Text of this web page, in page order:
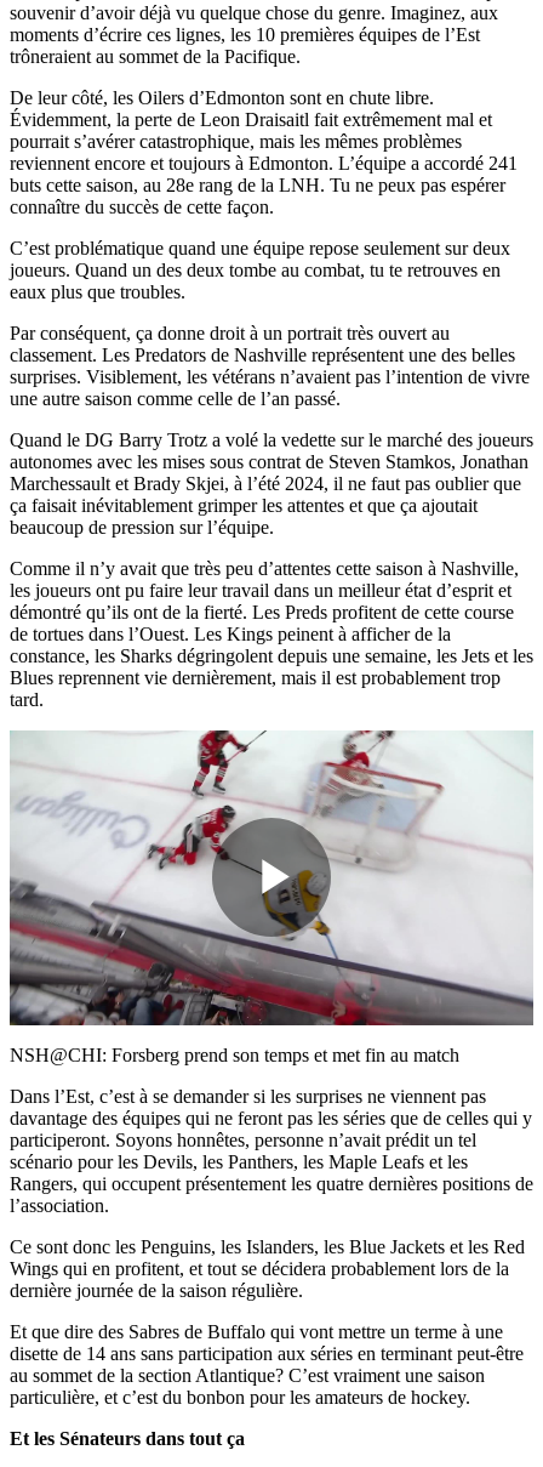
souvenir d’avoir déjà vu quelque chose du genre. Imaginez, aux
moments d’écrire ces lignes, les 10 premières équipes de l’Est
trôneraient au sommet de la Pacifique.
De leur côté, les Oilers d’Edmonton sont en chute libre.
Évidemment, la perte de Leon Draisaitl fait extrêmement mal et
pourrait s’avérer catastrophique, mais les mêmes problèmes
reviennent encore et toujours à Edmonton. L’équipe a accordé 241
buts cette saison, au 28e rang de la LNH. Tu ne peux pas espérer
connaître du succès de cette façon.
C’est problématique quand une équipe repose seulement sur deux
joueurs. Quand un des deux tombe au combat, tu te retrouves en
eaux plus que troubles.
Par conséquent, ça donne droit à un portrait très ouvert au
classement. Les Predators de Nashville représentent une des belles
surprises. Visiblement, les vétérans n’avaient pas l’intention de vivre
une autre saison comme celle de l’an passé.
Quand le DG Barry Trotz a volé la vedette sur le marché des joueurs
autonomes avec les mises sous contrat de Steven Stamkos, Jonathan
Marchessault et Brady Skjei, à l’été 2024, il ne faut pas oublier que
ça faisait inévitablement grimper les attentes et que ça ajoutait
beaucoup de pression sur l’équipe.
Comme il n’y avait que très peu d’attentes cette saison à Nashville,
les joueurs ont pu faire leur travail dans un meilleur état d’esprit et
démontré qu’ils ont de la fierté. Les Preds profitent de cette course
de tortues dans l’Ouest. Les Kings peinent à afficher de la
constance, les Sharks dégringolent depuis une semaine, les Jets et les
Blues reprennent vie dernièrement, mais il est probablement trop
tard.
Play
Video
NSH@CHI: Forsberg prend son temps et met fin au match
Dans l’Est, c’est à se demander si les surprises ne viennent pas
davantage des équipes qui ne feront pas les séries que de celles qui y
participeront. Soyons honnêtes, personne n’avait prédit un tel
scénario pour les Devils, les Panthers, les Maple Leafs et les
Rangers, qui occupent présentement les quatre dernières positions de
l’association.
Ce sont donc les Penguins, les Islanders, les Blue Jackets et les Red
Wings qui en profitent, et tout se décidera probablement lors de la
dernière journée de la saison régulière.
Et que dire des Sabres de Buffalo qui vont mettre un terme à une
disette de 14 ans sans participation aux séries en terminant peut-être
au sommet de la section Atlantique? C’est vraiment une saison
particulière, et c’est du bonbon pour les amateurs de hockey.
Et les Sénateurs dans tout ça